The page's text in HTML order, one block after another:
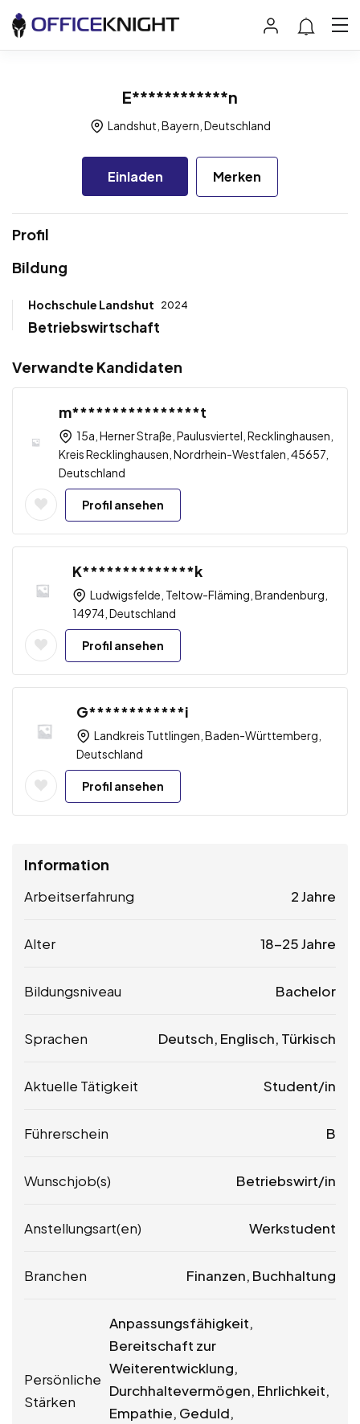
E************n
Landshut, Bayern, Deutschland
Einladen Merken
Profil
Bildung
Hochschule Landshut 2024
Betriebswirtschaft
Verwandte Kandidaten
m****************t
15a, Herner Straße, Paulusviertel, Recklinghausen,
Kreis Recklinghausen, Nordrhein-Westfalen, 45657,
Deutschland
Profil ansehen
K**************k
Ludwigsfelde, Teltow-Fläming, Brandenburg,
14974, Deutschland
Profil ansehen
G************i
Landkreis Tuttlingen, Baden-Württemberg,
Deutschland
Profil ansehen
Information
Arbeitserfahrung 2 Jahre
Alter 18-25 Jahre
Bildungsniveau Bachelor
Sprachen Deutsch, Englisch, Türkisch
Aktuelle Tätigkeit Student/in
Führerschein B
Wunschjob(s) Betriebswirt/in
Anstellungsart(en) Werkstudent
Branchen Finanzen, Buchhaltung
Persönliche
Stärken
Anpassungsfähigkeit,
Bereitschaft zur
Weiterentwicklung,
Durchhaltevermögen, Ehrlichkeit,
Empathie, Geduld,